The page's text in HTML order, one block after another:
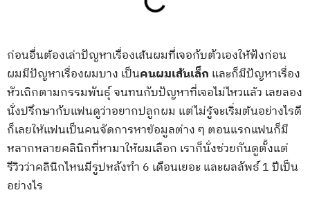
ก่อนอื่นต้องเล่าปัญหาเรื่องเส้นผมที่เจอกับตัวเองให้ฟังก่อน
ผมมีปัญหาเรื่องผมบาง เป็นคนผมเส้นเล็ก และก็มีปัญหาเรื่อง
หัวเถิกตามกรรมพันธุ์ จนทนกับปัญหาที่เจอไม่ไหวแล้ว เลยลอง
นั่งปรึกษากับแฟนดูว่าอยากปลูกผม แต่ไม่รู้จะเริ่มต้นอย่างไรดี
ก็เลยให้แฟนเป็นคนจัดการหาข้อมูลต่าง ๆ ตอนแรกแฟนก็มี
หลากหลายคลินิกที่หามาให้ผมเลือก เราก็นั่งช่วยกันดูตั้งแต่
รีวิวว่าคลินิกไหนมีรูปหลังทำ 6 เดือนเยอะ และผลลัพธ์ 1 ปีเป็น
อย่างไร